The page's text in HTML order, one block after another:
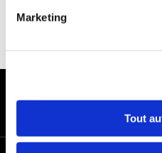
Marketing
Tout
MODES